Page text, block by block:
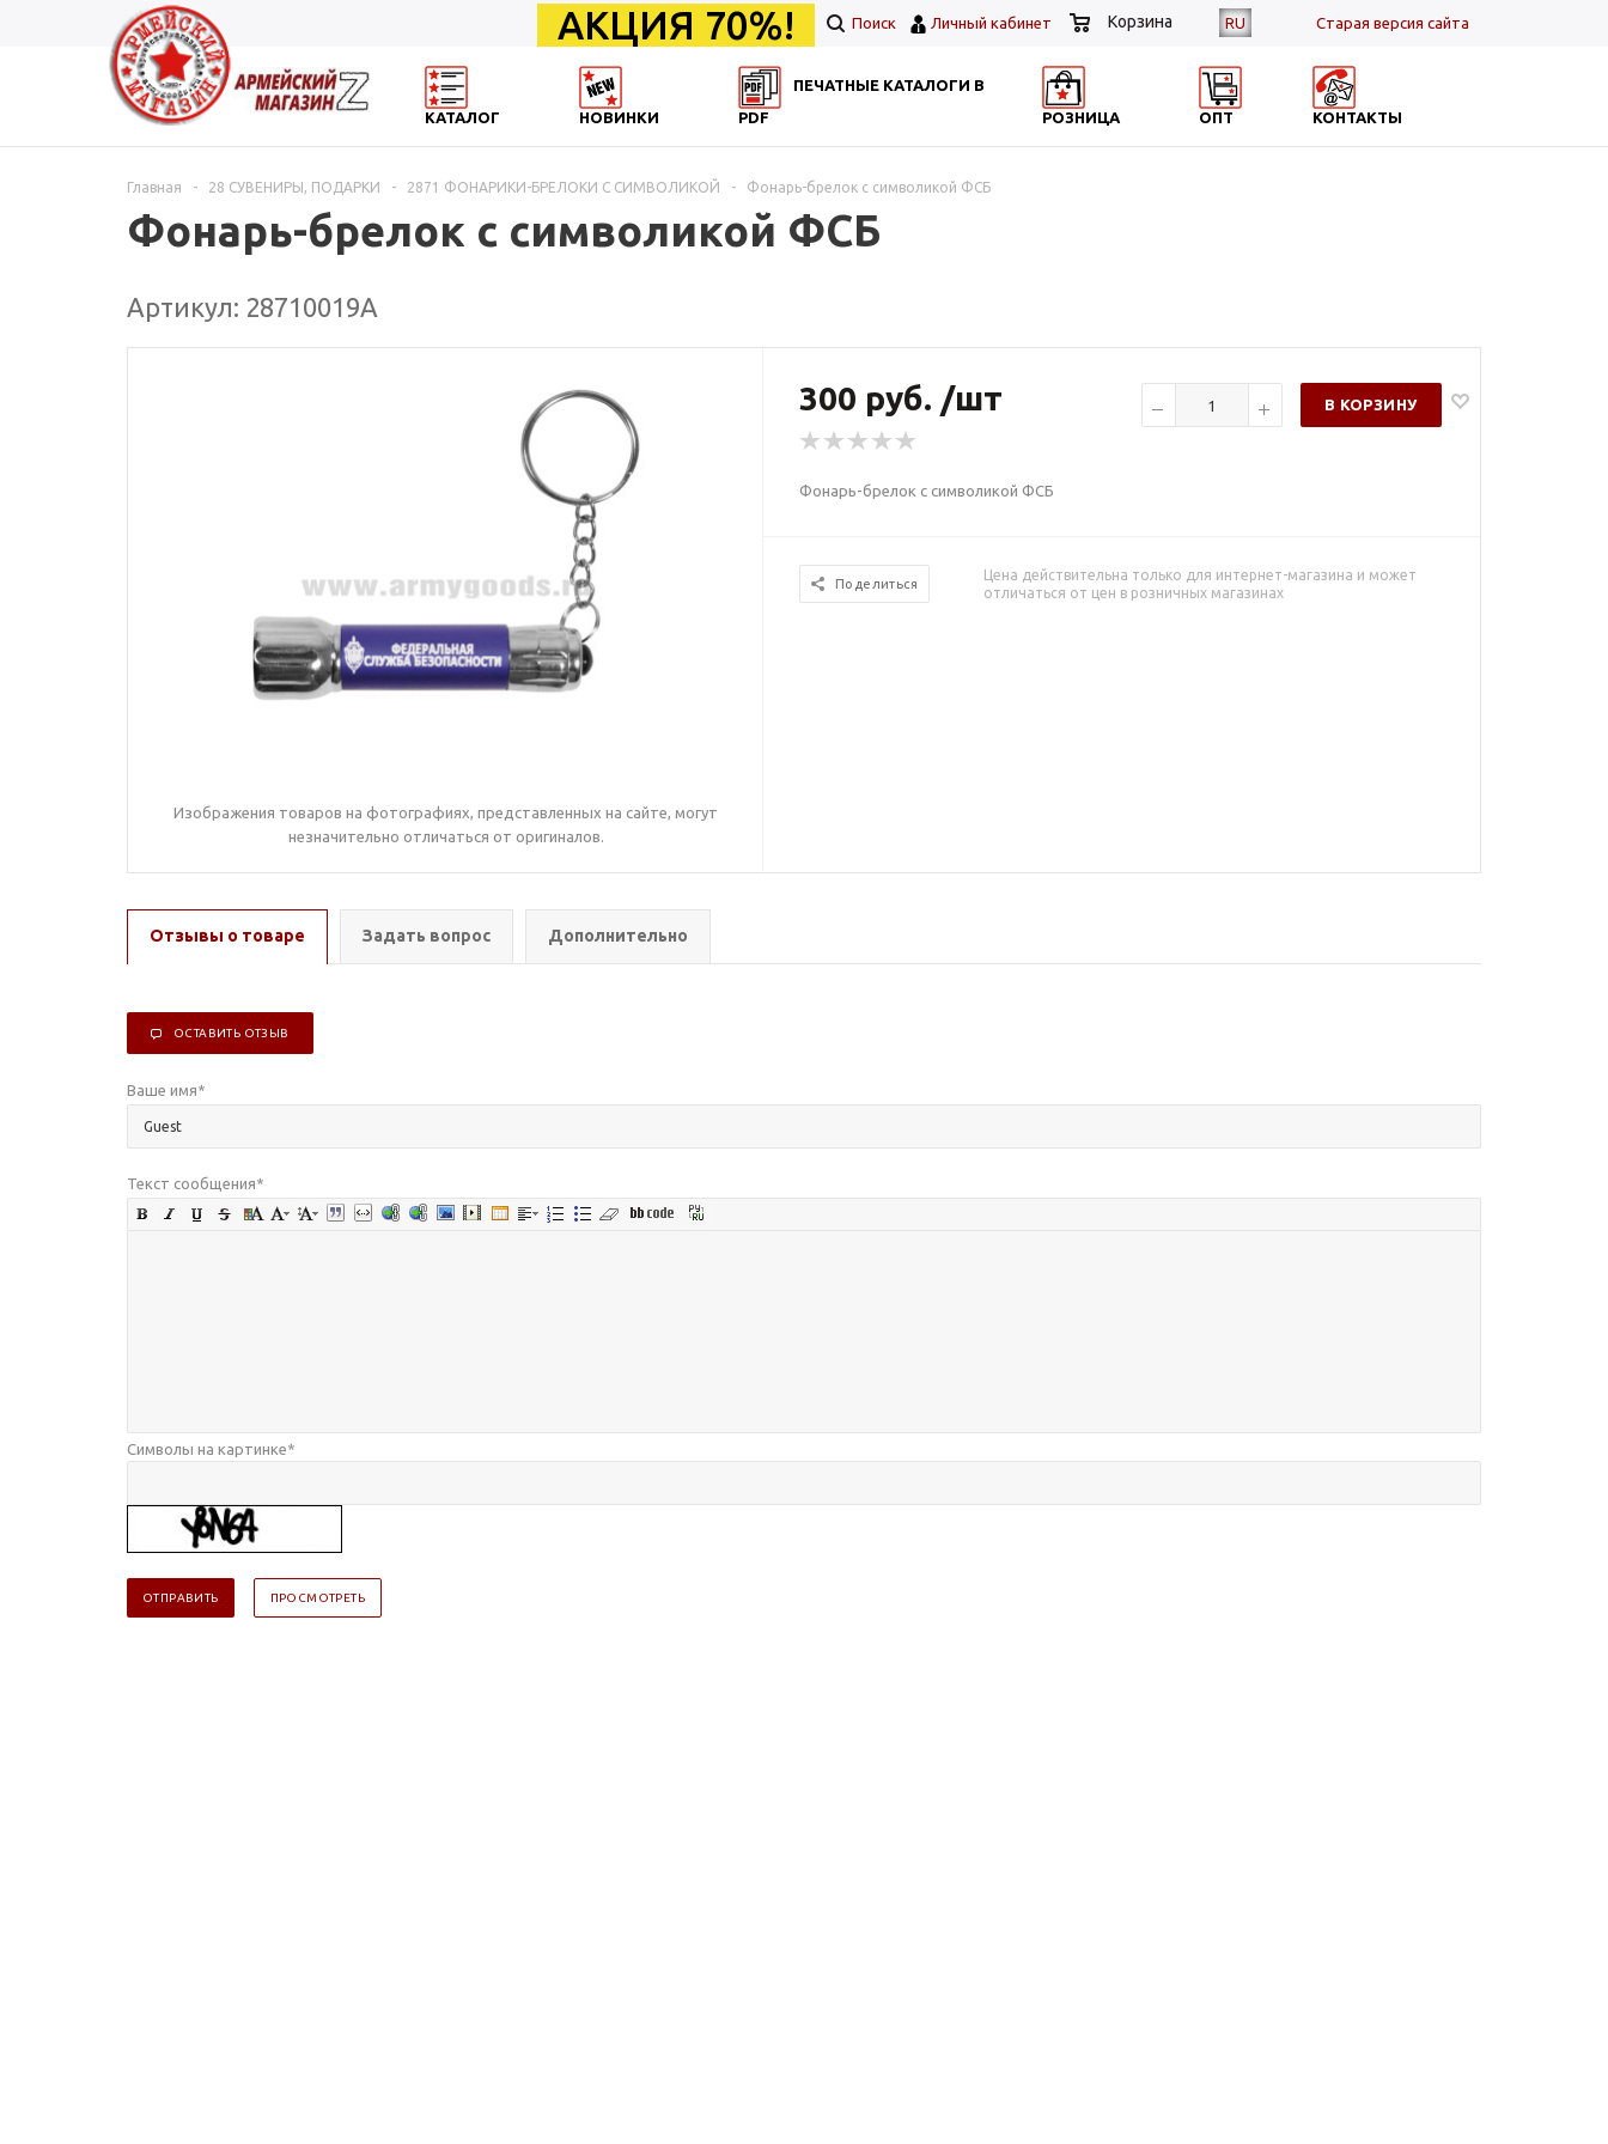
RU Cтарая версия сайта
АКЦИЯ 70%! Поиск Личный кабинет Корзина
КАТАЛОГ НОВИНКИ
ПЕЧАТНЫЕ КАТАЛОГИ В
PDF
РОЗНИЦА ОПТ КОНТАКТЫ
Главная - 28 СУВЕНИРЫ, ПОДАРКИ - 2871 ФОНАРИКИ-БРЕЛОКИ С СИМВОЛИКОЙ - Фонарь-брелок с символикой ФСБ
Фонарь-брелок с символикой ФСБ
Артикул: 28710019А
Изображения товаров на фотографиях, представленных на сайте, могут
незначительно отличаться от оригиналов.
300 руб. /шт В КОРЗИНУ
Фонарь-брелок с символикой ФСБ
Поделиться
Цена действительна только для интернет-магазина и может
отличаться от цен в розничных магазинах
Отзывы о товаре Задать вопрос Дополнительно
ОСТАВИТЬ ОТЗЫВ
Ваше имя*
Текст сообщения*
Символы на картинке*